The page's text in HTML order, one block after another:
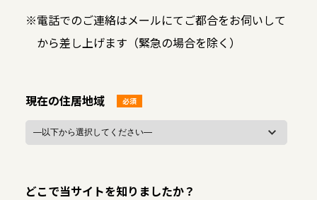
※電話でのご連絡はメールにてご都合をお伺いして
から差し上げます（緊急の場合を除く）
現在の住居地域 必須
どこで当サイトを知りましたか？